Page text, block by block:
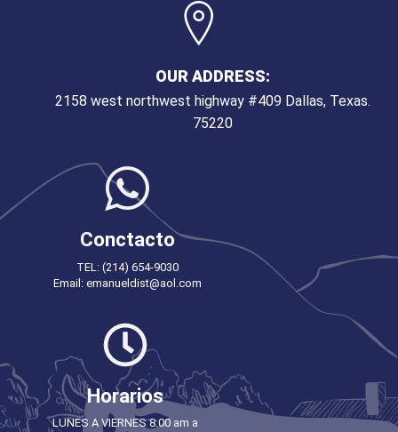
OUR ADDRESS:
2158 west northwest highway #409 Dallas, Texas.
75220
Conctacto
TEL: (214) 654-9030
Email: emanueldist@aol.com
Horarios
LUNES A VIERNES 8:00 am a